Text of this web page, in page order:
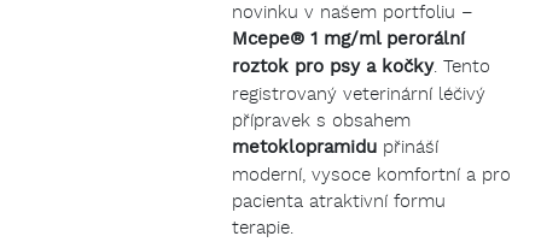
novinku v našem portfoliu –
Mcepe® 1 mg/ml perorální
roztok pro psy a kočky. Tento
registrovaný veterinární léčivý
přípravek s obsahem
metoklopramidu přináší
moderní, vysoce komfortní a pro
pacienta atraktivní formu
terapie.